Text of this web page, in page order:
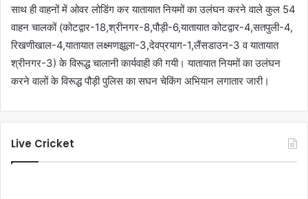
साथ ही वाहनों में ओवर लोडिंग कर यातायात नियमों का उलंघन करने वाले कुल 54
वाहन चालकों (कोटद्वार-18,श्रीनगर-8,पौड़ी-6,यातायात कोटद्वार-4,सतपुली-4,
रिखणीखाल-4,यातायात लक्ष्मणझूला-3,देवप्रयाग-1,लैंसडाउन-3 व यातायात
श्रीनगर-3) के विरूद्ध चालानी कार्यवाही की गयी। यातायात नियमों का उलंघन
करने वालों के विरूद्ध पौड़ी पुलिस का सघन चेकिंग अभियान लगातार जारी।
Live Cricket